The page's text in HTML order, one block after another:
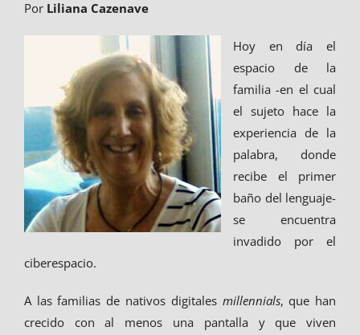
Por Liliana Cazenave
Hoy en día el
espacio de la
familia -en el cual
el sujeto hace la
experiencia de la
palabra, donde
recibe el primer
baño del lenguaje-
se encuentra
invadido por el
ciberespacio.
A las familias de nativos digitales millennials, que han
crecido con al menos una pantalla y que viven